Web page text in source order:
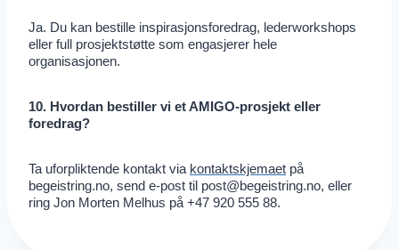
Ja. Du kan bestille inspirasjonsforedrag, lederworkshops
eller full prosjektstøtte som engasjerer hele
organisasjonen.
10. Hvordan bestiller vi et AMIGO-prosjekt eller
foredrag?
Ta uforpliktende kontakt via kontaktskjemaet på
begeistring.no, send e-post til post@begeistring.no, eller
ring Jon Morten Melhus på +47 920 555 88.